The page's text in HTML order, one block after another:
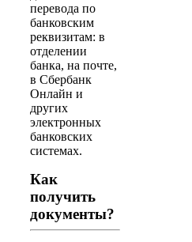
перевода по
банковским
реквизитам: в
отделении
банка, на почте,
в Сбербанк
Онлайн и
других
электронных
банковских
системах.
Как
получить
документы?